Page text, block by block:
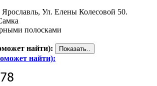
Ярославль, Ул. Елены Колесовой 50.
полосками
найти):
найти):